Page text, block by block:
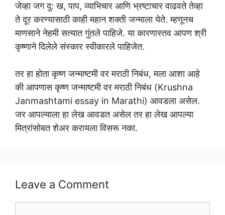
जेव्हा जग दु: ख, पाप, व्याभिचार आणि भ्रष्टाचार वाढवते तेव्हा
ते दूर करण्यासाठी काही महान शक्ती जन्माला येते. म्हणूनच
माणसाने नेहमी सत्यात गुंतले पाहिजे. या कारणास्तव आपण श्री
कृष्णाने दिलेले संस्कार स्वीकारले पाहिजेत.
तर हा होता कृष्ण जन्माष्टमी वर मराठी निबंध, मला आशा आहे
की आपणास कृष्ण जन्माष्टमी वर मराठी निबंध (Krushna
Janmashtami essay in Marathi) आवडला असेल.
जर आपल्याला हा लेख आवडत असेल तर हा लेख आपल्या
मित्रांसोबत शेअर करायला विसरू नका.
Leave a Comment